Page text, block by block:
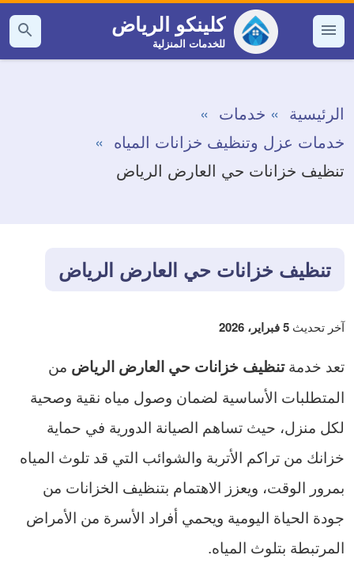
التجاوز
إلى القائمة
كلينكو الرياض
للخدمات المنزلية
بحث
عن
الرئيسية
خدمات
خدمات عزل وتنظيف خزانات المياه
تنظيف خزانات حي العارض الرياض
تنظيف خزانات حي العارض الرياض
آخر تحديث 5 فبراير، 2026
تعد خدمةتنظيف خزانات حي العارض الرياض من
المتطلبات الأساسية لضمان وصول مياه نقية وصحية
لكل منزل، حيث تساهم الصيانة الدورية في حماية
خزانك من تراكم الأتربة والشوائب التي قد تلوث المياه
بمرور الوقت، ويعزز الاهتمام بتنظيف الخزانات من
جودة الحياة اليومية ويحمي أفراد الأسرة من الأمراض
المرتبطة بتلوث المياه.